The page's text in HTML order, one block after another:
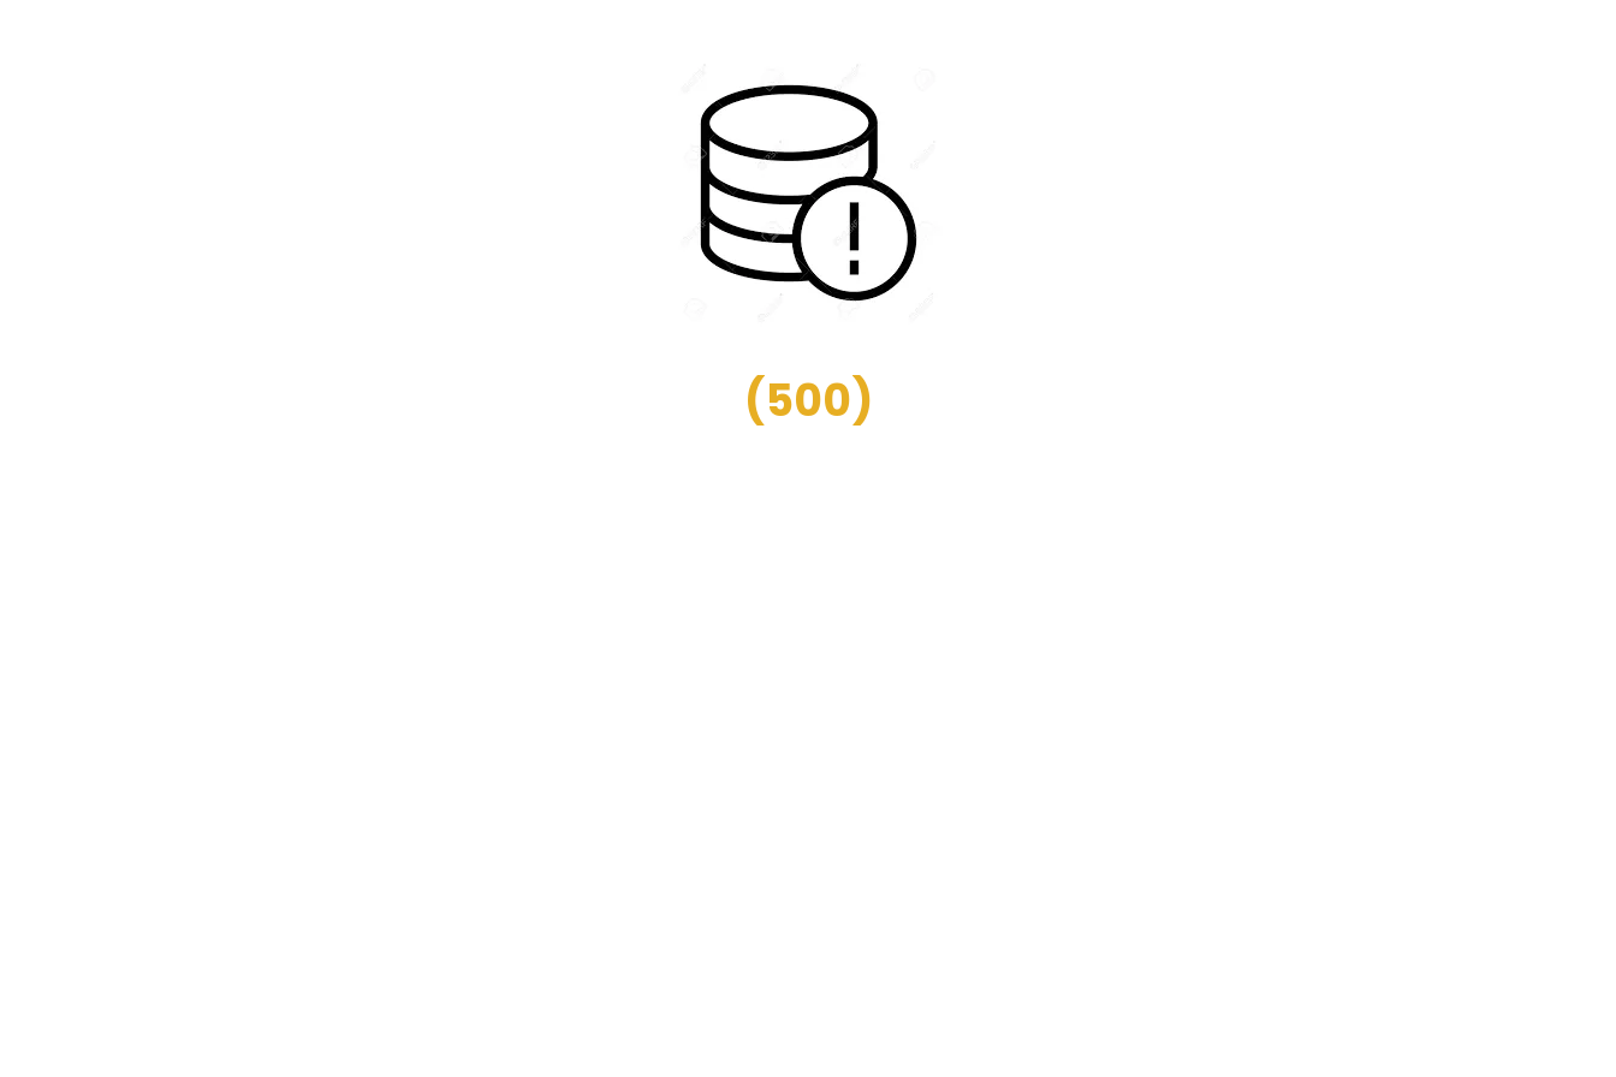
(500)